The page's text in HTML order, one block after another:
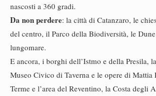
nascosti a 360 gradi.
Da non perdere: la città di Catanzaro, le
del centro, il Parco della Biodiversità, le
lungomare.
E ancora, i borghi dell’Istmo e della Presila,
Museo Civico di Taverna e le opere di Mattia
Terme e l’area del Reventino, la Costa degli